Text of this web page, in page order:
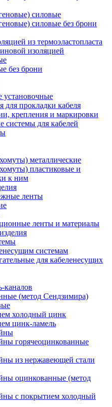
силовые
силовые без брони
из термоэластопласта
изоляцией
без брони
для прокладки кабеля
крепления и маркировки
для кабелей
металлические
пластиковые и
к ним
ленты
ленты и материалы
системам
для кабеленесущих
каналов
(метод Сендзимира)
холодный цинк
цинк-ламель
горячеоцинкованные
из нержавеющей стали
оцинкованные (метод
с покрытием холодный